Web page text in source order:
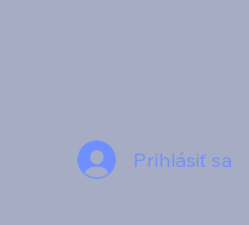
Prihlásiť sa